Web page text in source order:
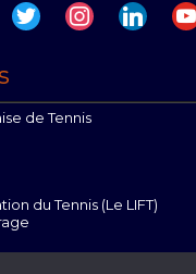
twitter instagramlinkedin
de Tennis
du Tennis (Le LIFT)